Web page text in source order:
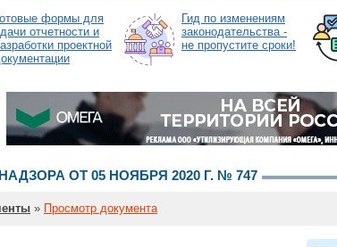
формы для
отчетности и
проектной
Гид по изменениям
законодательства -
не пропустите сроки!
ОТ 05 НОЯБРЯ 2020 Г. № 747
» Просмотр документа